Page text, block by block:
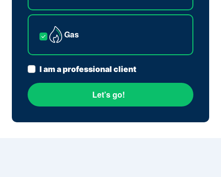
Gas
I am a professional client
Let’s go!